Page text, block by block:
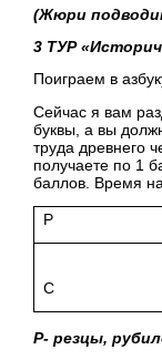
(Жюри
3 ТУР
Поиграем в
Сейчас я вам
буквы, а вы
труда древнего
получаете по 1
баллов. Время
Р
С
Р- резцы,